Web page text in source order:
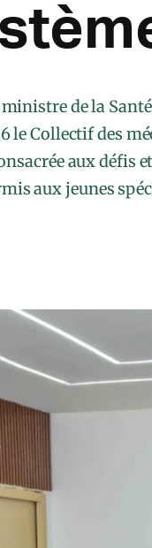
de la
le Collectif des
aux défis
aux jeunes